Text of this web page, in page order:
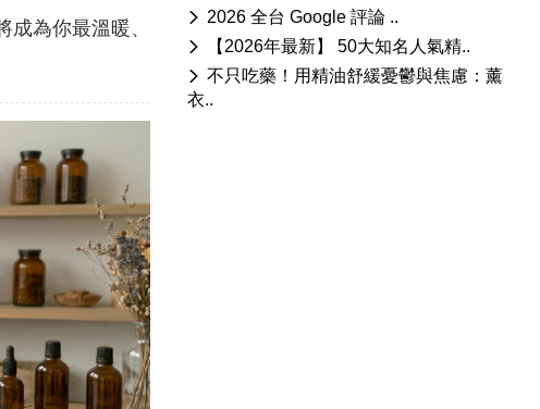
為你最溫暖、
2026 全台 Google 評論 ..
【2026年最新】 50大知名人氣精..
不只吃藥！用精油舒緩憂鬱與焦慮：薰
衣..